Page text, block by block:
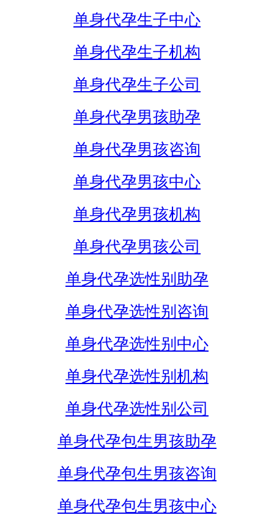
单身代孕生子中心
单身代孕生子机构
单身代孕生子公司
单身代孕男孩助孕
单身代孕男孩咨询
单身代孕男孩中心
单身代孕男孩机构
单身代孕男孩公司
单身代孕选性别助孕
单身代孕选性别咨询
单身代孕选性别中心
单身代孕选性别机构
单身代孕选性别公司
单身代孕包生男孩助孕
单身代孕包生男孩咨询
单身代孕包生男孩中心